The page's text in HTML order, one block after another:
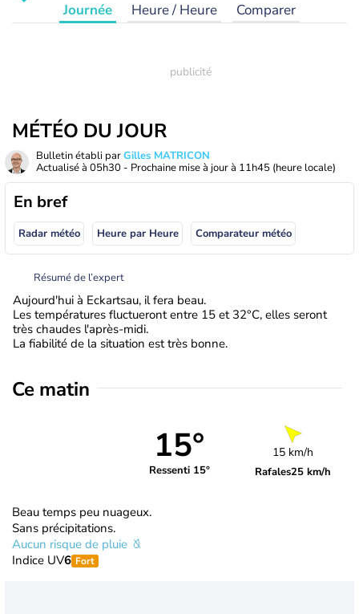
Journée Heure / Heure Comparer
MÉTÉO DU JOUR
Bulletin établi parGilles MATRICON
Actualisé à 05h30 - Prochaine mise à jour à 11h45 (heure locale)
En bref
Radar météo Heure par Heure Comparateur météo
Résumé de l’expert
Aujourd'hui à Eckartsau, il fera beau.
Les températures fluctueront entre 15 et 32°C, elles seront
très chaudes l'après-midi.
La fiabilité de la situation est très bonne.
Ce matin
15°
Ressenti 15°
15 km/h
Rafales25 km/h
Beau temps peu nuageux.
Sans précipitations.
Aucun risque de pluie
Indice UV6 Fort